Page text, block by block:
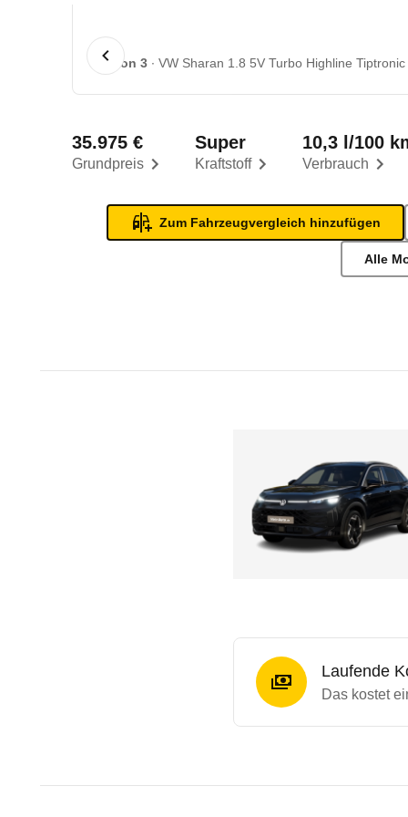
1 von 3 VW Sharan 1.8 5V Turbo Highline
Grundpreis
35.975 €
Kraftstoff
Super
Verbrauch
10,3 l/100
Zum Fahrzeugvergleich hinzufügen
Alle
Laufende
Das kostet